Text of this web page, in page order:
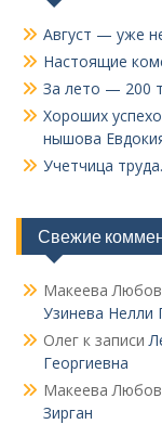
Август — уже
Настоящие
За лето — 200
Хороших
нышова
Учетчица
Свежие
Макеева
Узинева Нелли
Олег к записи
Георгиевна
Макеева
Зирган